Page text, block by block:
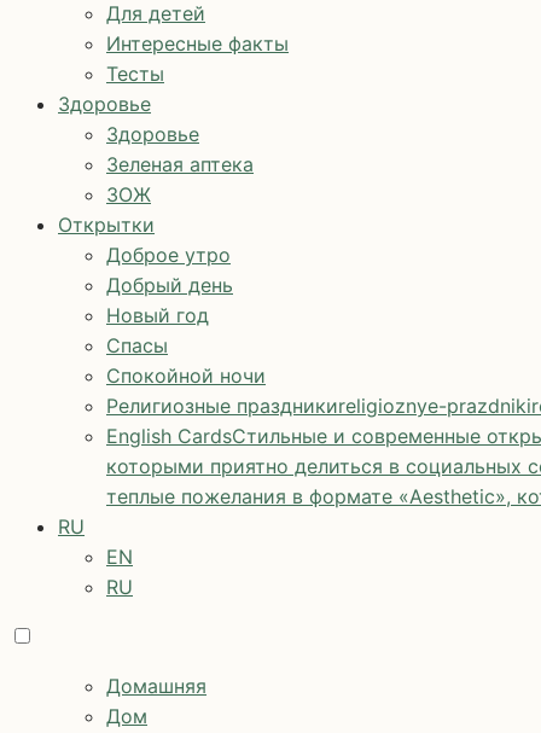
Для детей
Интересные факты
Тесты
Здоровье
Здоровье
Зеленая аптека
ЗОЖ
Открытки
Доброе утро
Добрый день
Новый год
Спасы
Спокойной ночи
Религиозные праздникиreligioznye-prazdniki
English CardsСтильные и современные
которыми приятно делиться в социальных
теплые пожелания в формате «Aesthetic»,
RU
EN
RU
Домашняя
Дом